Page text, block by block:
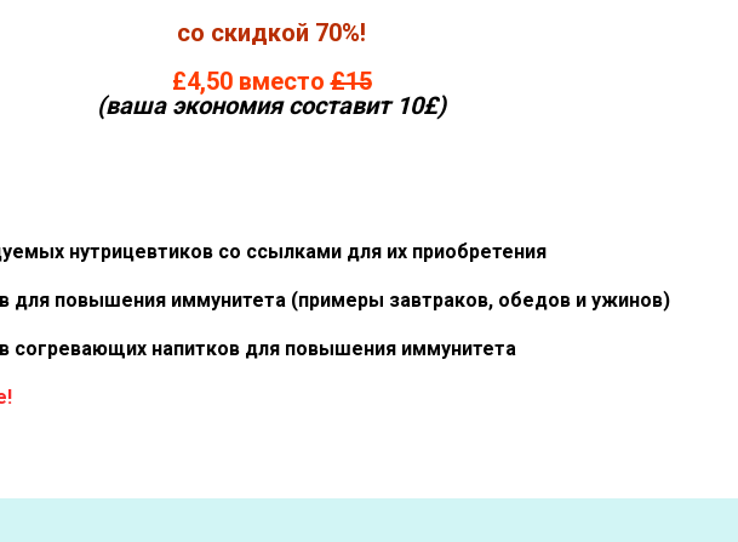
со скидкой 70%!
£4,50 вместо£15
(ваша экономия составит 10£)
нутрицевтиков со ссылками для их приобретения
для повышения иммунитета (примеры завтраков, обедов и ужинов)
согревающих напитков для повышения иммунитета